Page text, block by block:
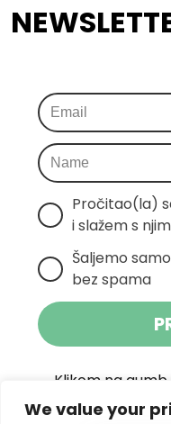
We value your
Pročitao(la)
i slažem s
Šaljemo
bez spama
Klikom na
primanje